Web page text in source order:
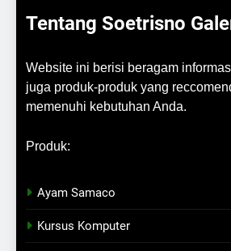
Tentang Soetrisno
Website ini berisi beragam
juga produk-produk yang
memenuhi kebutuhan Anda.
Produk:
Ayam Samaco
Kursus Komputer